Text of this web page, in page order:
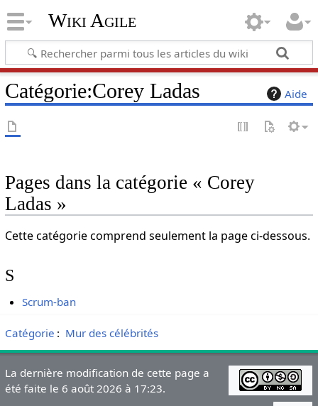
Wiki Agile
Aide
Catégorie:Corey Ladas
Pages dans la catégorie « Corey
Ladas »
Cette catégorie comprend seulement la page ci-dessous.
S
Scrum-ban
Catégorie : Mur des célébrités
La dernière modification de cette page a
été faite le 6 août 2026 à 17:23.